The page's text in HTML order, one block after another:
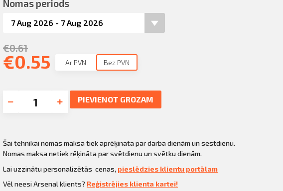
Nomas periods
€0.61
€0.55 Ar PVN Bez PVN
PIEVIENOT GROZAM
Šai tehnikai nomas maksa tiek aprēķinata par darba dienām un sestdienu.
Nomas maksa netiek rēķināta par svētdienu un svētku dienām.
Lai uzzinātu personalizētās cenas, pieslēdzies klientu portālam
Vēl neesi Arsenal klients? Reģistrējies klienta kartei!